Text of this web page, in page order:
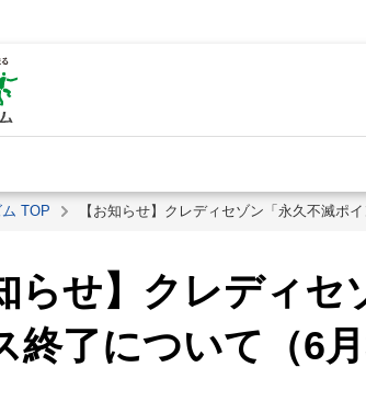
TOP 【お知らせ】クレディセゾン「永久不滅ポ
らせ】クレディ
終了について（6月